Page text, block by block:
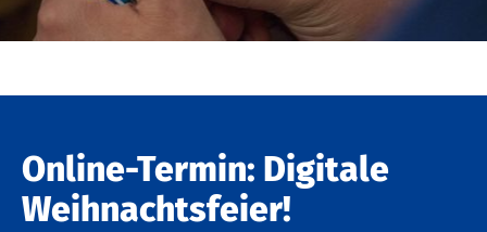
Online-Termin: Digitale
Weihnachtsfeier!